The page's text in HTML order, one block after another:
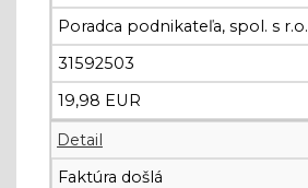
Poradca podnikateľa, spol. s r.o.
31592503
19,98 EUR
Detail
Faktúra došlá